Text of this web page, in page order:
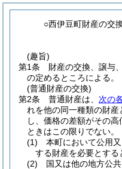
○西伊豆町財産の交
(趣旨)
第1条
財産の交換、譲与
の定めるところによる。
(普通財産の交換)
第2条
普通財産は、 次の
れを他の同一種類の財産
し、価格の差額がその
ときはこの限りでない。
(1)
本町において公用
する財産を必要とする
(2)
国又は他の地方公